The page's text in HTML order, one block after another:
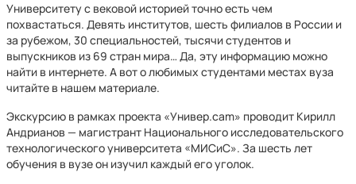
Университету с вековой историей точно есть чем
похвастаться. Девять институтов, шесть филиалов в России и
за рубежом, 30 специальностей, тысячи студентов и
выпускников из 69 стран мира… Да, эту информацию можно
найти в интернете. А вот о любимых студентами местах вуза
читайте в нашем материале.
Экскурсию в рамках проекта «Универ.cam» проводит Кирилл
Андрианов — магистрант Национального исследовательского
технологического университета «МИСиС». За шесть лет
обучения в вузе он изучил каждый его уголок.